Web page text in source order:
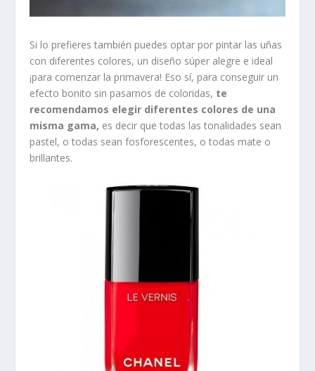
Si lo prefieres también puedes optar por pintar las uñas
con diferentes colores, un diseño súper alegre e ideal
¡para comenzar la primavera! Eso sí, para conseguir un
efecto bonito sin pasarnos de coloridas, te
recomendamos elegir diferentes colores de una
misma gama, es decir que todas las tonalidades sean
pastel, o todas sean fosforescentes, o todas mate o
brillantes.